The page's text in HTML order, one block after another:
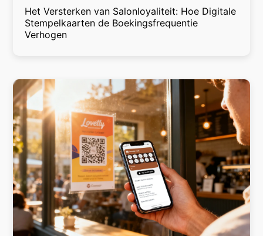
Het Versterken van Salonloyaliteit: Hoe Digitale
Stempelkaarten de Boekingsfrequentie
Verhogen